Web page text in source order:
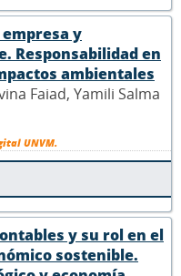
y
Responsabilidad en
ambientales
Faiad, Yamili Salma
UNVM.
y su rol en el
sostenible.